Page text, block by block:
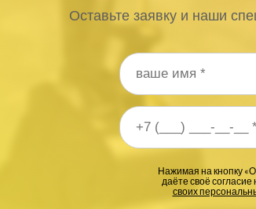
Оставьте заявку и наши
Ваш номер телефона
Нажимая на кнопку
даёте своё согласие
своих